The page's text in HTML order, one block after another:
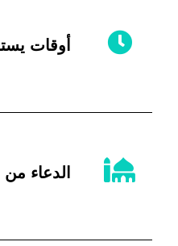
أوقات
الدعاء